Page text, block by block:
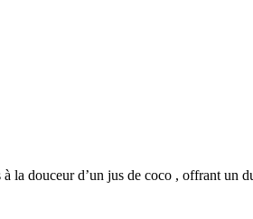
la douceur d’un jus de coco , offrant un